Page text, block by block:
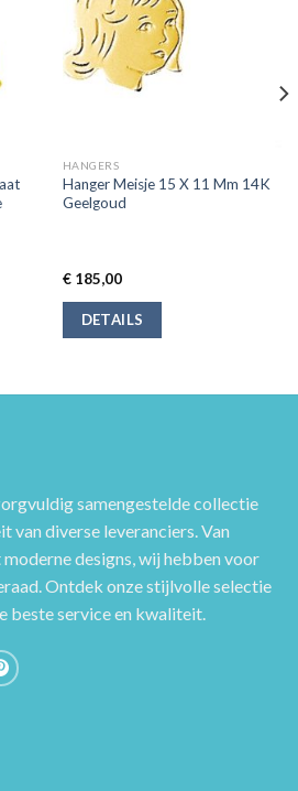
HANGERS
Hanger Meisje 15 X 11 Mm 14K
Geelgoud
€185,00
DETAILS
samengestelde collectie
van diverse leveranciers. Van
designs, wij hebben voor
Ontdek onze stijlvolle selectie
beste service en kwaliteit.